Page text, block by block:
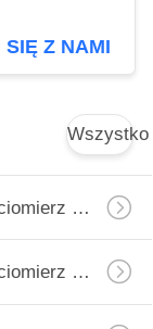
Z NAMI
Wszystko
Twardościomierz Vickersa
Twardościomierz Brinella